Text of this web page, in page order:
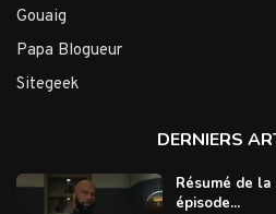
Gouaig
Papa Blogueur
Sitegeek
DERNIERS
Résumé de
épisode...